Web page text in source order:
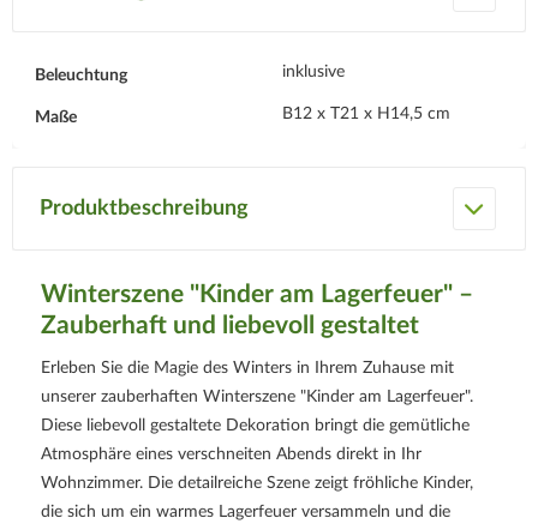
Beleuchtung inklusive
Maße B12 x T21 x H14,5 cm
Produktbeschreibung
Winterszene "Kinder am Lagerfeuer" –
Zauberhaft und liebevoll gestaltet
Erleben Sie die Magie des Winters in Ihrem Zuhause mit
unserer zauberhaften Winterszene "Kinder am Lagerfeuer".
Diese liebevoll gestaltete Dekoration bringt die gemütliche
Atmosphäre eines verschneiten Abends direkt in Ihr
Wohnzimmer. Die detailreiche Szene zeigt fröhliche Kinder,
die sich um ein warmes Lagerfeuer versammeln und die